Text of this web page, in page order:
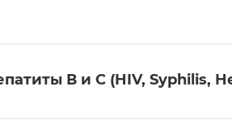
В и С (HIV, Syphilis,